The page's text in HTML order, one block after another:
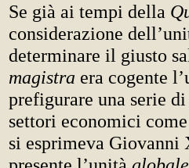
Se già ai tempi della
considerazione
determinare il giusto
magistra era cogente
prefigurare una serie
settori economici
si esprimeva Giovanni